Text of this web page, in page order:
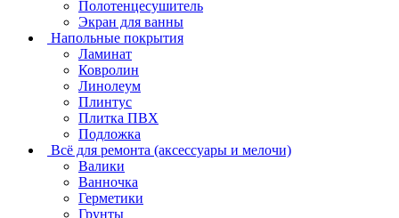
Полотенцесушитель
Экран для ванны
Напольные покрытия
Ламинат
Ковролин
Линолеум
Плинтус
Плитка ПВХ
Подложка
Всё для ремонта (аксессуары и мелочи)
Валики
Ванночка
Герметики
Грунты